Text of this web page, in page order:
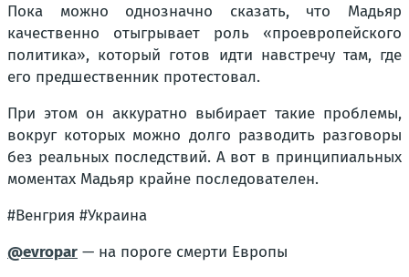
Пока можно однозначно сказать, что Мадьяр
качественно отыгрывает роль «проевропейского
политика», который готов идти навстречу там, где
его предшественник протестовал.
При этом он аккуратно выбирает такие проблемы,
вокруг которых можно долго разводить разговоры
без реальных последствий. А вот в принципиальных
моментах Мадьяр крайне последователен.
#Венгрия #Украина
@evropar — на пороге смерти Европы